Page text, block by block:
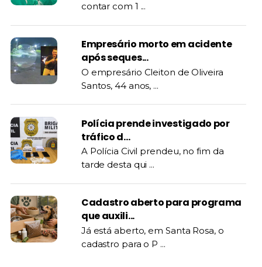
contar com 1 ...
Empresário morto em acidente
após seques...
O empresário Cleiton de Oliveira
Santos, 44 anos, ...
Polícia prende investigado por
tráfico d...
A Polícia Civil prendeu, no fim da
tarde desta qui ...
Cadastro aberto para programa
que auxili...
Já está aberto, em Santa Rosa, o
cadastro para o P ...